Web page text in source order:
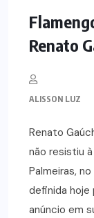
Renato
ALISSON LUZ
Renato
não resistiu
Palmeiras,
definida hoje
anúncio em